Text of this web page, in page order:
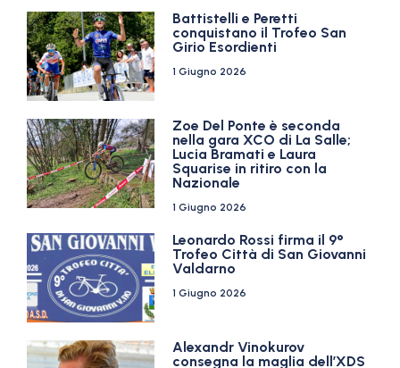
Battistelli e Peretti
conquistano il Trofeo San
Girio Esordienti
1 Giugno 2026
Zoe Del Ponte è seconda
nella gara XCO di La Salle;
Lucia Bramati e Laura
Squarise in ritiro con la
Nazionale
1 Giugno 2026
Leonardo Rossi firma il 9°
Trofeo Città di San Giovanni
Valdarno
1 Giugno 2026
Alexandr Vinokurov
consegna la maglia dell’XDS